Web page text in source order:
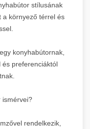
stílusának
a környező térrel és
konyhabútornak,
és preferenciáktól
ismérvei?
rendelkezik,